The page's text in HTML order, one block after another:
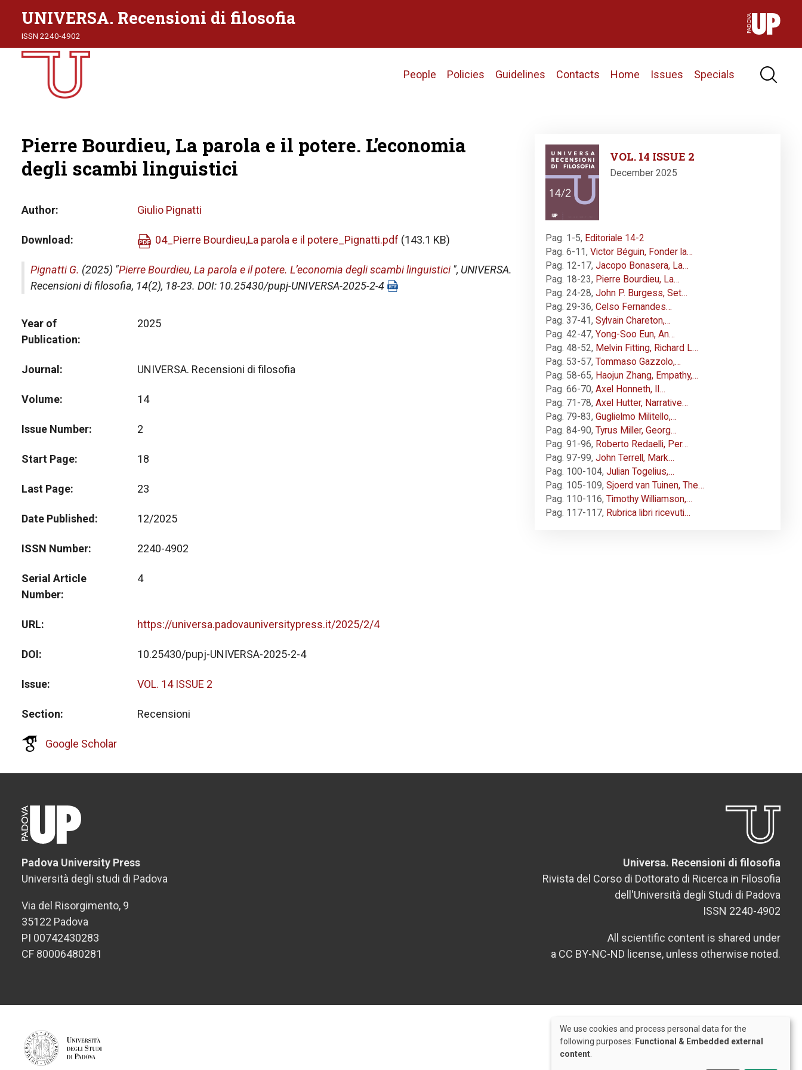
UNIVERSA. Recensioni di filosofia
ISSN 2240-4902
Main
People Policies Guidelines Contacts Home Issues Specials
Pierre Bourdieu, La parola e il potere. L’economia
degli scambi linguistici
Author Giulio Pignatti
Download 04_Pierre Bourdieu,La parola e il potere_Pignatti.pdf (143.1 KB)
Pignatti G. (2025) "Pierre Bourdieu, La parola e il potere. L’economia degli scambi linguistici", UNIVERSA.
Recensioni di filosofia, 14(2), 18-23. DOI: 10.25430/pupj-UNIVERSA-2025-2-4
Year of
Publication
2025
Journal UNIVERSA. Recensioni di filosofia
Volume 14
Issue Number 2
Start Page 18
Last Page 23
Date Published 12/2025
ISSN Number 2240-4902
Serial Article
Number
4
URL https://universa.padovauniversitypress.it/2025/2/4
DOI 10.25430/pupj-UNIVERSA-2025-2-4
Issue VOL. 14 ISSUE 2
Section Recensioni
Google Scholar
Image
VOL. 14 ISSUE 2
December 2025
Pag. 1-5, Editoriale 14-2
Pag. 6-11, Victor Béguin, Fonder la…
Pag. 12-17, Jacopo Bonasera, La…
Pag. 18-23, Pierre Bourdieu, La…
Pag. 24-28, John P. Burgess, Set…
Pag. 29-36, Celso Fernandes…
Pag. 37-41, Sylvain Chareton,…
Pag. 42-47, Yong-Soo Eun, An…
Pag. 48-52, Melvin Fitting, Richard L…
Pag. 53-57, Tommaso Gazzolo,…
Pag. 58-65, Haojun Zhang, Empathy,…
Pag. 66-70, Axel Honneth, Il…
Pag. 71-78, Axel Hutter, Narrative…
Pag. 79-83, Guglielmo Militello,…
Pag. 84-90, Tyrus Miller, Georg…
Pag. 91-96, Roberto Redaelli, Per…
Pag. 97-99, John Terrell, Mark…
Pag. 100-104, Julian Togelius,…
Pag. 105-109, Sjoerd van Tuinen, The…
Pag. 110-116, Timothy Williamson,…
Pag. 117-117, Rubrica libri ricevuti…
Padova University Press
Università degli studi di Padova
Via del Risorgimento, 9
35122 Padova
PI 00742430283
CF 80006480281
Universa. Recensioni di filosofia
Rivista del Corso di Dottorato di Ricerca in Filosofia
dell'Università degli Studi di Padova
ISSN 2240-4902
All scientific content is shared under
a CC BY-NC-ND license, unless otherwise noted.
Use
of
We use cookies and process personal data for the
following purposes: Functional & Embedded external
content